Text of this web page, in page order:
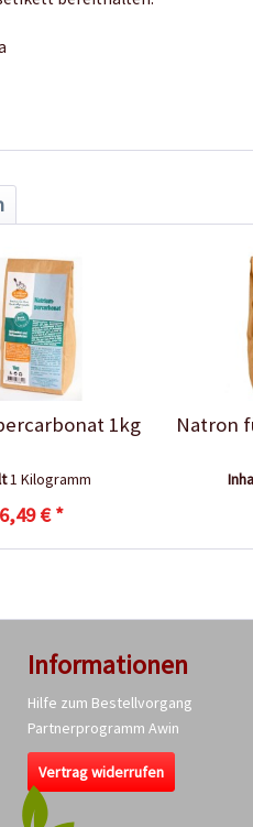
1kg
1 Kilogramm
6,49 € *
Natron
Informationen
Hilfe zum Bestellvorgang
Partnerprogramm Awin
Vertrag widerrufen